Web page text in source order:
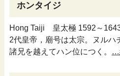
ホンタイジ
Hong Taiji 皇太極 1592～
2代皇帝，廟号は太宗。ヌルハ
諸兄を越えてハン位につく。
…